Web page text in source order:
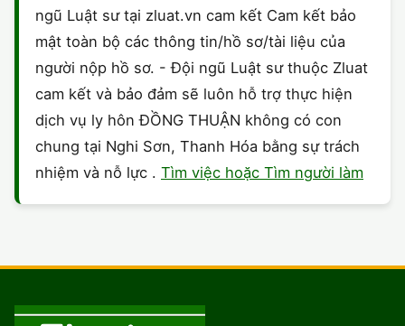
ngũ Luật sư tại zluat.vn cam kết Cam kết bảo
mật toàn bộ các thông tin/hồ sơ/tài liệu của
người nộp hồ sơ. - Đội ngũ Luật sư thuộc Zluat
cam kết và bảo đảm sẽ luôn hỗ trợ thực hiện
dịch vụ ly hôn ĐỒNG THUẬN không có con
chung tại Nghi Sơn, Thanh Hóa bằng sự trách
nhiệm và nỗ lực . Tìm việc hoặc Tìm người làm